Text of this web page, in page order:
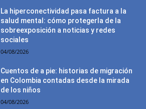
La hiperconectividad pasa factura a la
salud mental: cómo protegerla de la
sobreexposición a noticias y redes
sociales
04/08/2026
Cuentos de a pie: historias de migración
en Colombia contadas desde la mirada
de los niños
04/08/2026